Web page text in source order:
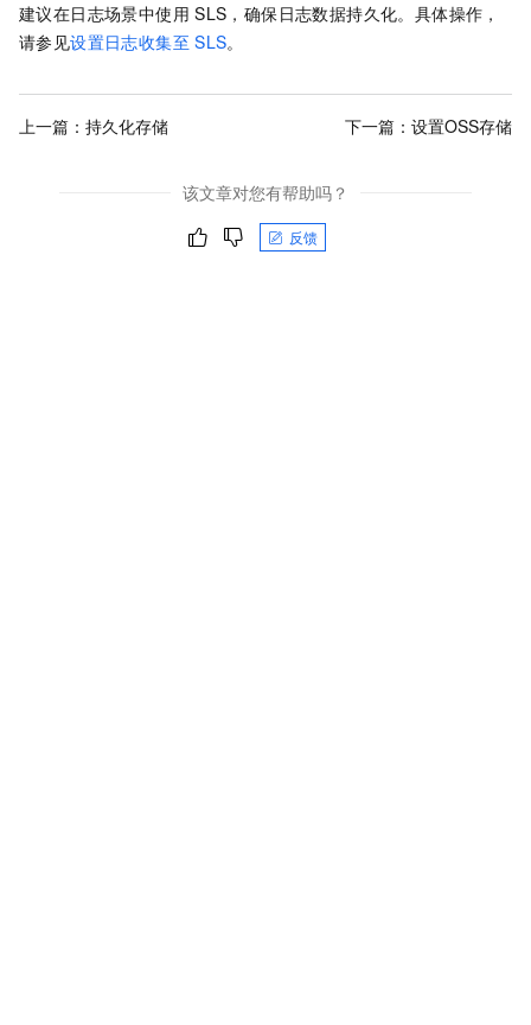
建议在日志场景中使用 SLS，确保日志数据持久化。具体操作，
请参见设置日志收集至 SLS。
上一篇： 持久化存储 下一篇： 设置OSS存储
该文章对您有帮助吗？
反馈